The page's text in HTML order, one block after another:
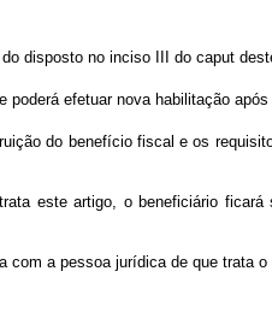
disposto no inciso III do caput
efetuar nova habilitação
do benefício fiscal e os
este artigo, o beneficiário
com a pessoa jurídica de que trata o